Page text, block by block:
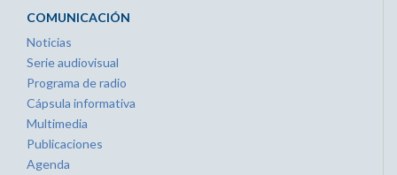
COMUNICACIÓN
Noticias
Serie audiovisual
Programa de radio
Cápsula informativa
Multimedia
Publicaciones
Agenda